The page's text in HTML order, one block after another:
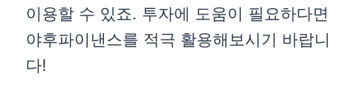
이용할 수 있죠. 투자에 도움이 필요하다면
야후파이낸스를 적극 활용해보시기 바랍니
다!